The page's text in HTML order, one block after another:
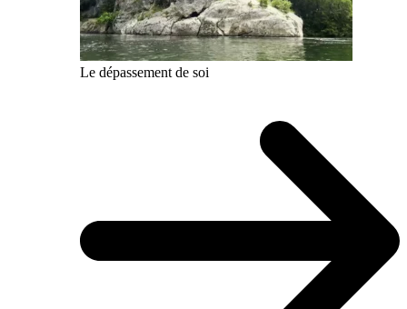
Le dépassement de soi